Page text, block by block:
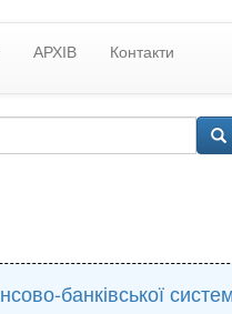
АРХІВ Контакти
банківської